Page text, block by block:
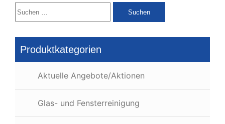
Suchen
nach:
Produktkategorien
Aktuelle Angebote/Aktionen
Glas- und Fensterreinigung